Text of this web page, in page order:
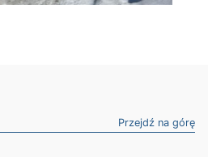
Przejdź na górę